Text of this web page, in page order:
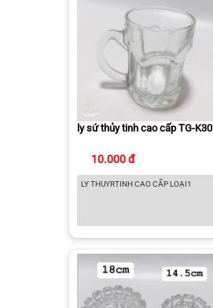
ly sứ thủy tinh cao cấp TG-K30
10.000 đ
LY THUYRTINH CAO CẤP LOẠI1